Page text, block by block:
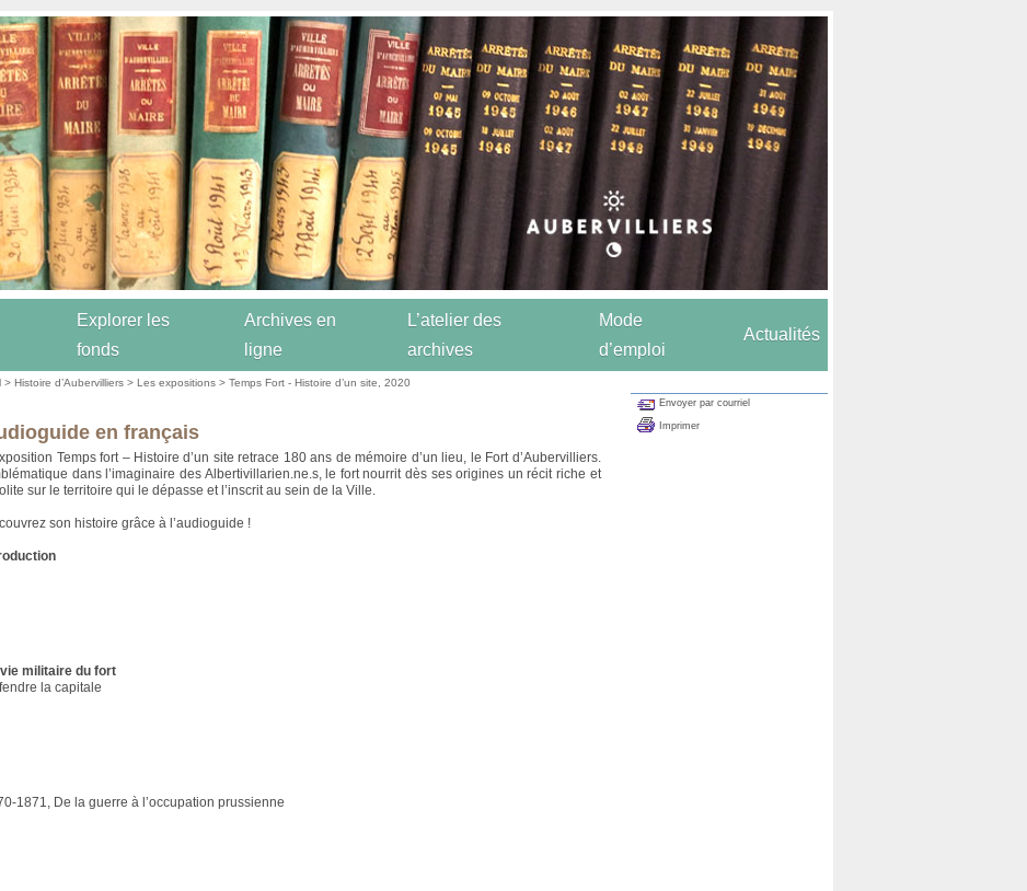
Explorer les
fonds
Archives en
ligne
L’atelier des
archives
Mode
d’emploi
Actualités
>Histoire d’Aubervilliers>Les expositions >Temps Fort - Histoire d’un site, 2020
en français
Temps fort – Histoire d’un site retrace 180 ans de mémoire d’un lieu, le Fort d’Aubervilliers.
dans l’imaginaire des Albertivillarien.ne.s, le fort nourrit dès ses origines un récit riche et
sur le territoire qui le dépasse et l’inscrit au sein de la Ville.
son histoire grâce à l’audioguide !
vie militaire du fort
la capitale
1871, De la guerre à l’occupation prussienne
Envoyer par courriel
Imprimer